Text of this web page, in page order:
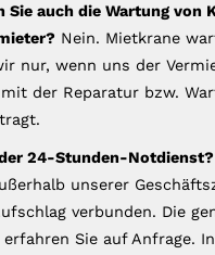
Sie auch die Wartung von
Nein. Mietkrane
nur, wenn uns der
der Reparatur bzw.
24-Stunden-Notdienst?
unserer
verbunden. Die
Sie auf Anfrage.